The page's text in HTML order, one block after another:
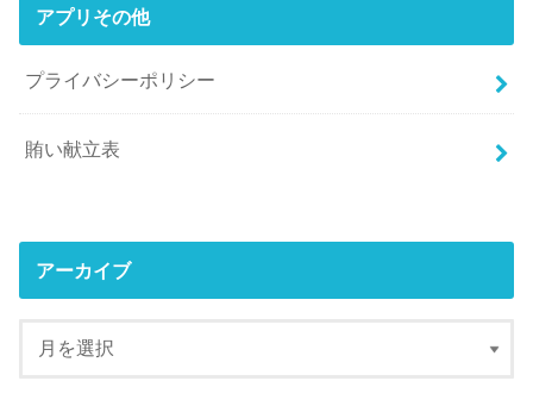
アプリその他
プライバシーポリシー
賄い献立表
アーカイブ